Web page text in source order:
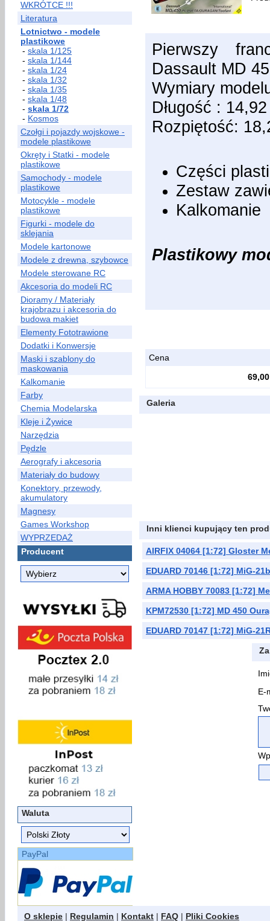
WKRÓTCE !!!
Literatura
Lotnictwo - modele
plastikowe
- skala 1/125
- skala 1/144
- skala 1/24
- skala 1/32
- skala 1/35
- skala 1/48
- skala 1/72
- Kosmos
Czołgi i pojazdy wojskowe -
modele plastikowe
Okręty i Statki - modele
plastikowe
Samochody - modele
plastikowe
Motocykle - modele
plastikowe
Figurki - modele do
sklejania
Modele kartonowe
Modele z drewna, szybowce
Modele sterowane RC
Akcesoria do modeli RC
Dioramy / Materiały
krajobrazu i akcesoria do
budowa makiet
Elementy Fototrawione
Dodatki i Konwersje
Maski i szablony do
maskowania
Kalkomanie
Farby
Chemia Modelarska
Kleje i Żywice
Narzędzia
Pędzle
Aerografy i akcesoria
Materiały do budowy
Konektory, przewody,
akumulatory
Magnesy
Games Workshop
WYPRZEDAŻ
Producent
Waluta
PayPal
Pierwszy
Dassault MD
Wymiary
Długość :
Rozpiętość:
Części
Zestaw
Kalkomanie
Plastikowy
Cena
69,00
Galeria
Inni klienci kupujący ten
AIRFIX 04064 [1:72] Gloster
EDUARD 70146 [1:72] MiG-
ARMA HOBBY 70083 [1:72]
KPM72530 [1:72] MD 450
EDUARD 70147 [1:72] MiG-
E-
O sklepie | Regulamin | Kontakt | FAQ | Pliki Cookies